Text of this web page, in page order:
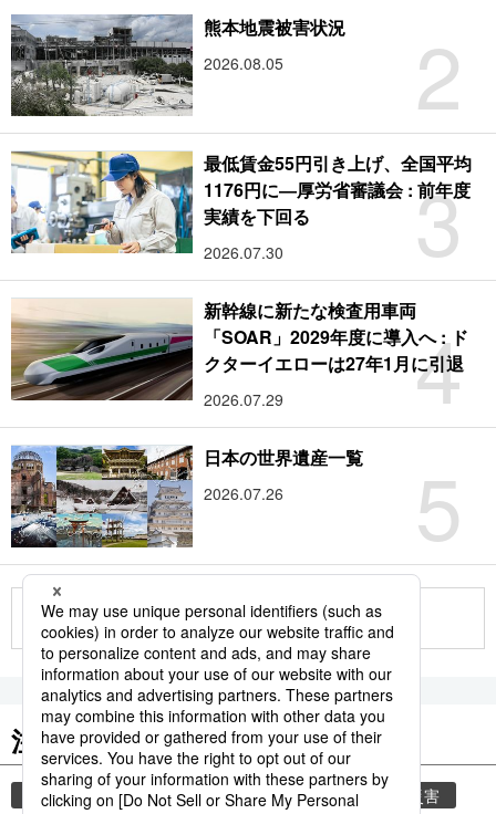
2
熊本地震被害状況
2026.08.05
3
最低賃金55円引き上げ、全国平均
1176円に―厚労省審議会 : 前年度
実績を下回る
2026.07.30
4
新幹線に新たな検査用車両
「SOAR」2029年度に導入へ : ド
クターイエローは27年1月に引退
2026.07.29
5
日本の世界遺産一覧
2026.07.26
もっと見る
注目のキーワード
共同通信ニュース 気象庁 気象・災害 災害